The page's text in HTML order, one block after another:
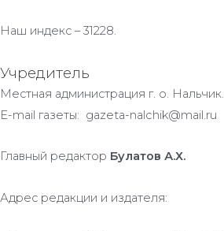
Наш индекс – 31228.
Учредитель
Местная администрация г. о. Нальчик.
E-mail газеты: gazeta-nalchik@mail.ru
Главный редактор Булатов А.Х.
Адрес редакции и издателя: